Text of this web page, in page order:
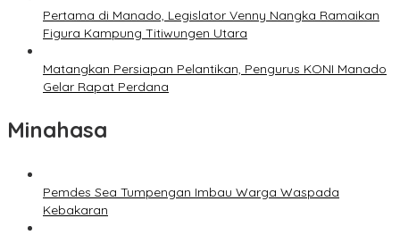
Pertama di Manado, Legislator Venny Nangka Ramaikan
Figura Kampung Titiwungen Utara
Matangkan Persiapan Pelantikan, Pengurus KONI Manado
Gelar Rapat Perdana
Minahasa
Pemdes Sea Tumpengan Imbau Warga Waspada
Kebakaran